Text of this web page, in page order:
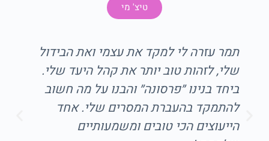
טיצ' מי
מאז הייעוץ איתך אני צוברת מאות
לייקיםולך יש קרדיט על כל אחד מהם…!
תודה שפתחת לי דלת לעולם לא מוכר
שהיום הוא חלק בלתי נפרד ממני!